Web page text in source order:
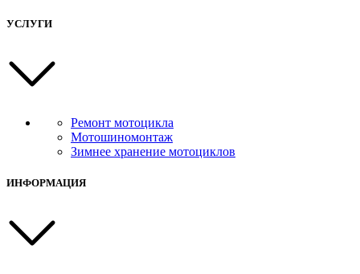
УСЛУГИ
Ремонт мотоцикла
Мотошиномонтаж
Зимнее хранение мотоциклов
ИНФОРМАЦИЯ